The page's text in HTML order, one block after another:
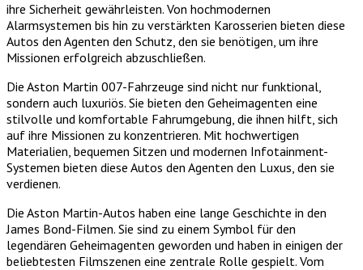
ihre Sicherheit gewährleisten. Von hochmodernen
Alarmsystemen bis hin zu verstärkten Karosserien bieten diese
Autos den Agenten den Schutz, den sie benötigen, um ihre
Missionen erfolgreich abzuschließen.
Die Aston Martin 007-Fahrzeuge sind nicht nur funktional,
sondern auch luxuriös. Sie bieten den Geheimagenten eine
stilvolle und komfortable Fahrumgebung, die ihnen hilft, sich
auf ihre Missionen zu konzentrieren. Mit hochwertigen
Materialien, bequemen Sitzen und modernen Infotainment-
Systemen bieten diese Autos den Agenten den Luxus, den sie
verdienen.
Die Aston Martin-Autos haben eine lange Geschichte in den
James Bond-Filmen. Sie sind zu einem Symbol für den
legendären Geheimagenten geworden und haben in einigen der
beliebtesten Filmszenen eine zentrale Rolle gespielt. Vom